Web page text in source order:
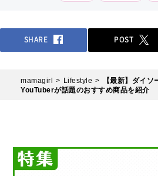
SHARE POST
mamagirl Lifestyle
【最新】ダイ
YouTuberが話題のおすすめ商品を紹介